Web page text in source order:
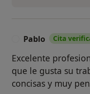
Pablo Cita
Excelente
que le gusta su
concisas y muy